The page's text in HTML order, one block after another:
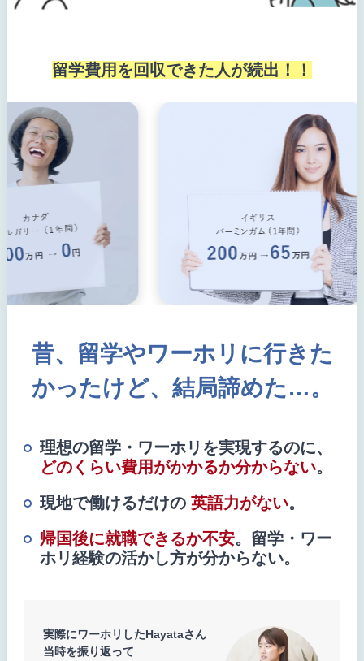
留学費用を回収できた人が続出！！
昔、留学やワーホリに行きた
かったけど、結局諦めた…。
理想の留学・ワーホリを実現するのに、
どのくらい費用がかかるか分からない。
現地で働けるだけの 英語力がない。
帰国後に就職できるか不安。留学・ワー
ホリ経験の活かし方が分からない。
実際にワーホリしたHayataさん
当時を振り返って